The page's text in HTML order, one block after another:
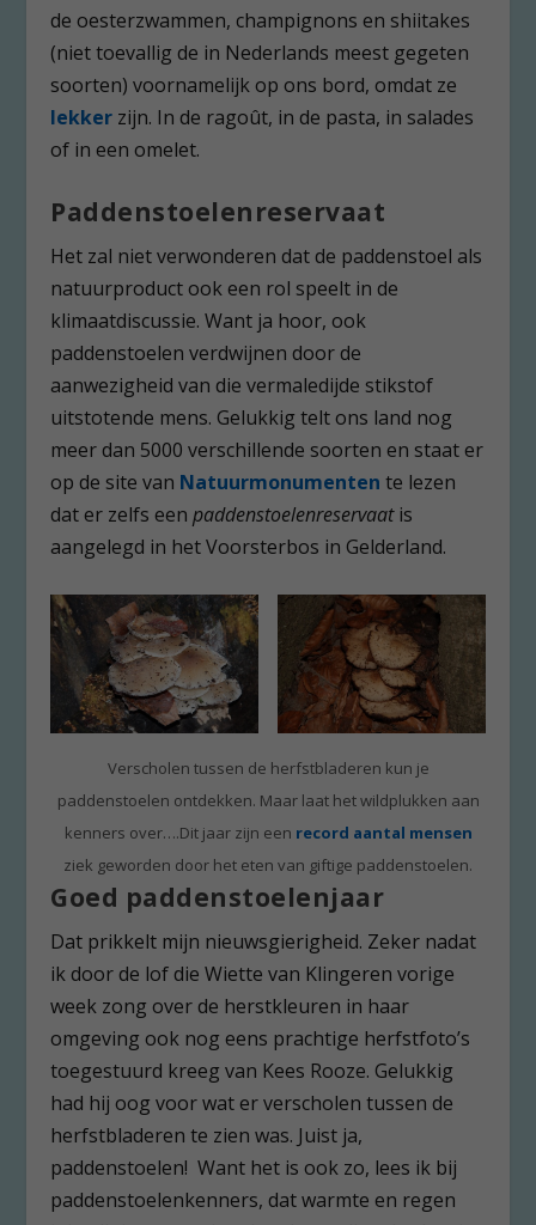
de oesterzwammen, champignons en shiitakes
(niet toevallig de in Nederlands meest gegeten
soorten) voornamelijk op ons bord, omdat ze
lekker zijn. In de ragoût, in de pasta, in salades
of in een omelet.
Paddenstoelenreservaat
Het zal niet verwonderen dat de paddenstoel als
natuurproduct ook een rol speelt in de
klimaatdiscussie. Want ja hoor, ook
paddenstoelen verdwijnen door de
aanwezigheid van die vermaledijde stikstof
uitstotende mens. Gelukkig telt ons land nog
meer dan 5000 verschillende soorten en staat er
op de site van Natuurmonumenten te lezen
dat er zelfs eenpaddenstoelenreservaatis
aangelegd in het Voorsterbos in Gelderland.
Verscholen tussen de herfstbladeren kun je
paddenstoelen ontdekken. Maar laat het wildplukken aan
kenners over….Dit jaar zijn een record aantal mensen
ziek geworden door het eten van giftige paddenstoelen.
Goed paddenstoelenjaar
Dat prikkelt mijn nieuwsgierigheid. Zeker nadat
ik door de lof die Wiette van Klingeren vorige
week zong over de herstkleuren in haar
omgeving ook nog eens prachtige herfstfoto’s
toegestuurd kreeg van Kees Rooze. Gelukkig
had hij oog voor wat er verscholen tussen de
herfstbladeren te zien was. Juist ja,
paddenstoelen! Want het is ook zo, lees ik bij
paddenstoelenkenners, dat warmte en regen